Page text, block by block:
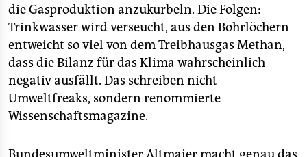
die Gasproduktion anzukurbeln. Die Folgen:
Trinkwasser wird verseucht, aus den Bohrlöchern
entweicht so viel von dem Treibhausgas Methan,
dass die Bilanz für das Klima wahrscheinlich
negativ ausfällt. Das schreiben nicht
Umweltfreaks, sondern renommierte
Wissenschaftsmagazine.